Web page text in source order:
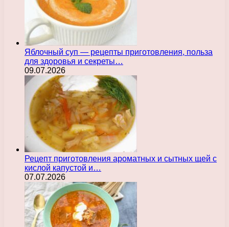
Яблочный суп — рецепты приготовления, польза
для здоровья и секреты…
09.07.2026
Рецепт приготовления ароматных и сытных щей с
кислой капустой и…
07.07.2026